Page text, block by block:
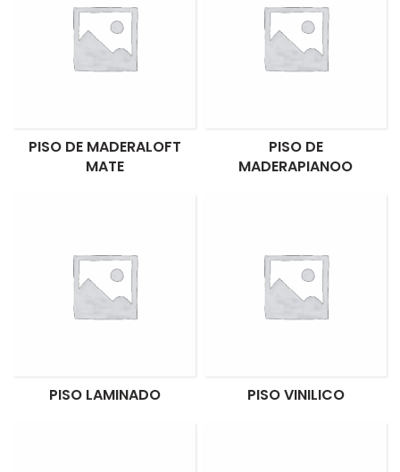
PISO DE MADERALOFT
MATE
PISO DE
MADERAPIANOO
PISO LAMINADO PISO VINILICO